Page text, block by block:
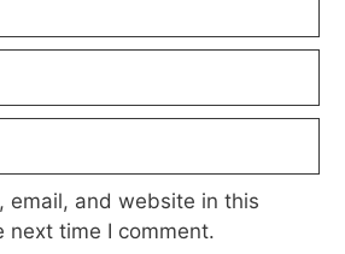
email, and website in this
next time I comment.